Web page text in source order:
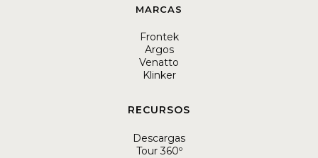
MARCAS
Frontek
Argos
Venatto
Klinker
RECURSOS
Descargas
Tour 360º